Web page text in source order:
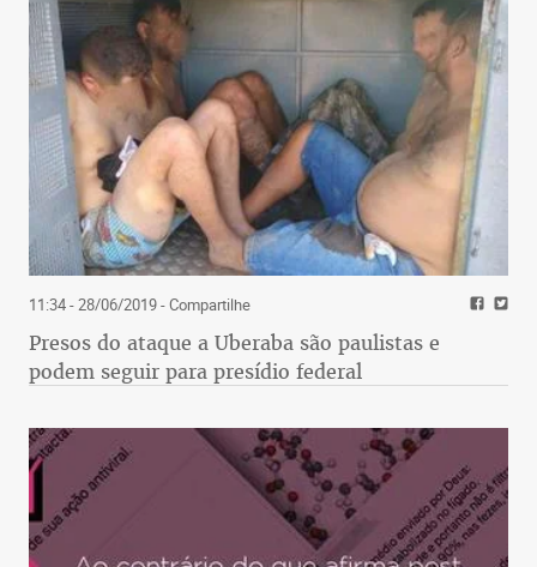
11:34 - 28/06/2019- Compartilhe
Presos do ataque a Uberaba são paulistas e
podem seguir para presídio federal